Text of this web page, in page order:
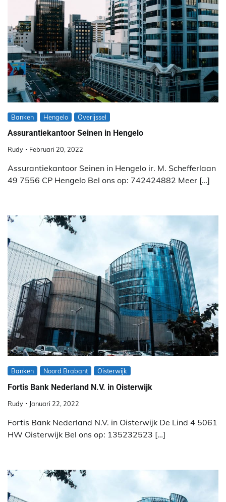
Banken Hengelo Overijssel
Assurantiekantoor Seinen in Hengelo
Rudy Februari 20, 2022
Assurantiekantoor Seinen in Hengelo ir. M. Schefferlaan
49 7556 CP Hengelo Bel ons op: 742424882 Meer […]
Banken Noord Brabant Oisterwijk
Fortis Bank Nederland N.V. in Oisterwijk
Rudy Januari 22, 2022
Fortis Bank Nederland N.V. in Oisterwijk De Lind 4 5061
HW Oisterwijk Bel ons op: 135232523 […]